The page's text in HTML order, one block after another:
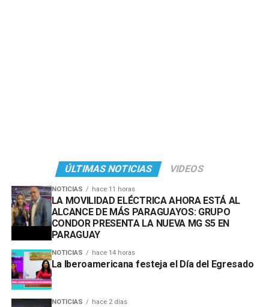
ÚLTIMAS NOTICIAS VIDEOS
NOTICIAS hace 11 horas
LA MOVILIDAD ELÉCTRICA AHORA ESTÁ AL
ALCANCE DE MÁS PARAGUAYOS: GRUPO
CONDOR PRESENTA LA NUEVA MG S5 EN
PARAGUAY
NOTICIAS hace 14 horas
La Iberoamericana festeja el Día del Egresado
NOTICIAS hace 2 días